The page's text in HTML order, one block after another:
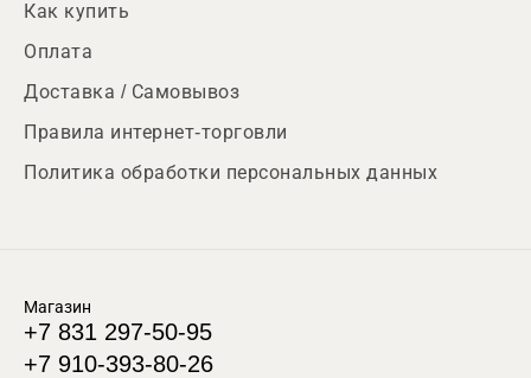
Как купить
Оплата
Доставка / Самовывоз
Правила интернет-торговли
Политика обработки персональных данных
Магазин
+7 831 297-50-95
+7 910-393-80-26